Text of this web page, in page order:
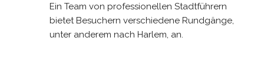
Ein Team von professionellen Stadtführern
bietet Besuchern verschiedene Rundgänge,
unter anderem nach Harlem, an.